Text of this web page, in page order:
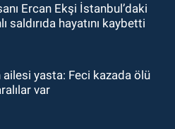
Yeni başkan belli oldu:
dostluk mesajları
AK Parti teşkilatları
Ercan Ekşi İstanbul’daki
saldırıda hayatını kaybetti
ailesi yasta: Feci kazada ölü
var